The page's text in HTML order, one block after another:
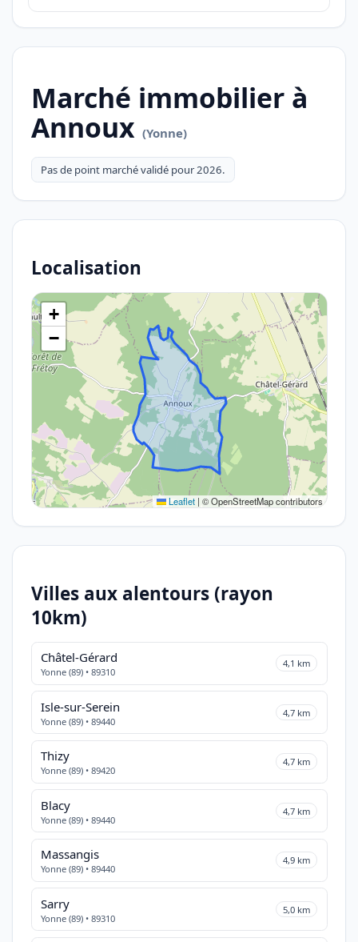
Marché immobilier à
Annoux (Yonne)
Pas de point marché validé pour 2026.
Localisation
+
−
Leaflet | © OpenStreetMap contributors
Villes aux alentours (rayon
10km)
Châtel-Gérard
Yonne (89) • 89310
4,1 km
Isle-sur-Serein
Yonne (89) • 89440
4,7 km
Thizy
Yonne (89) • 89420
4,7 km
Blacy
Yonne (89) • 89440
4,7 km
Massangis
Yonne (89) • 89440
4,9 km
Sarry
Yonne (89) • 89310
5,0 km